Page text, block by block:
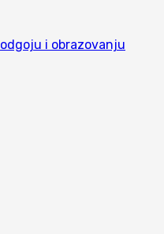
i obrazovanju